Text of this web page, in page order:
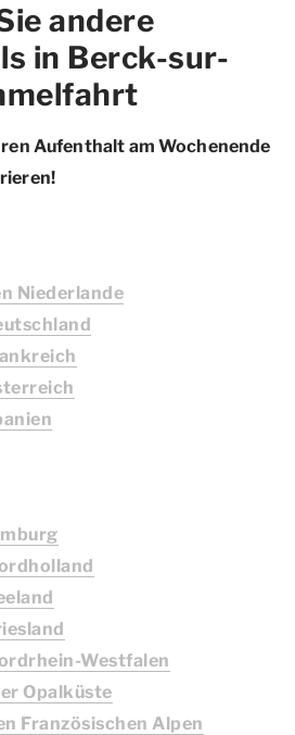
andere
in Berck-sur-
Aufenthalt am Wochenende
Niederlande
Westfalen
Opalküste
Französischen Alpen